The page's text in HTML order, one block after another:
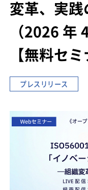
変革、実
（2026 年
【無料セミ
プレスリリース